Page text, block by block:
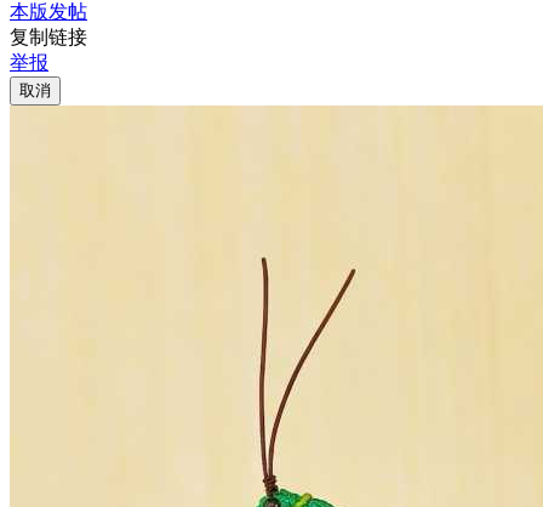
本版发帖
复制链接
举报
取消